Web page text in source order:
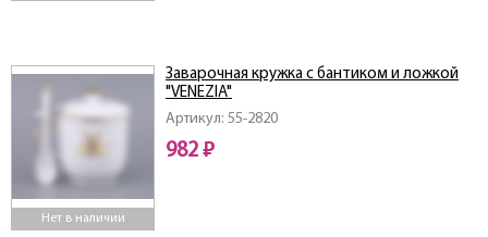
Нет в наличии
Артикул: 55-2820
Заварочная кружка с бантиком и ложкой
"VENEZIA"
982 ₽